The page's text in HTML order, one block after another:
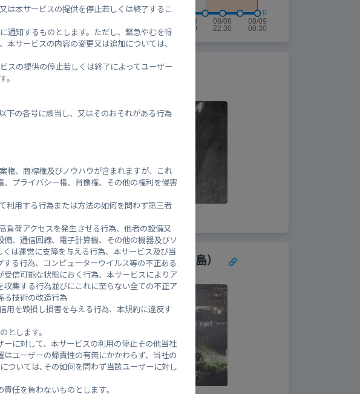
は本サービスの提供を停止若しくは終了するこ
通知するものとします。ただし、緊急やむを得
サービスの内容の変更又は追加については、
スの提供の停止若しくは終了によってユーザー
。
下の各号に該当し、又はそのおそれがある行為
権、商標権及びノウハウが含まれますが、これ
プライバシー権、肖像権、その他の権利を侵害
利用する行為または方法の如何を問わず第三者
負荷アクセスを発生させる行為、他者の設備又
、通信回線、電子計算機、その他の機器及びソ
は運営に支障を与える行為、本サービス及び当
る行為、コンピューターウイルス等の不正ある
信可能な状態におく行為、本サービスによりア
集する行為並びにこれに至らない全ての不正ア
る技術の改造行為
用を毀損し損害を与える行為、本規約に違反す
とします。
に対して、本サービスの利用の停止その他当社
ユーザーの帰責性の有無にかかわらず、当社の
ついては､その如何を問わず当該ユーザーに対し
任を負わないものとします｡
音戸工作所（市）
黒瀬川河川監視カメラ（東広島）